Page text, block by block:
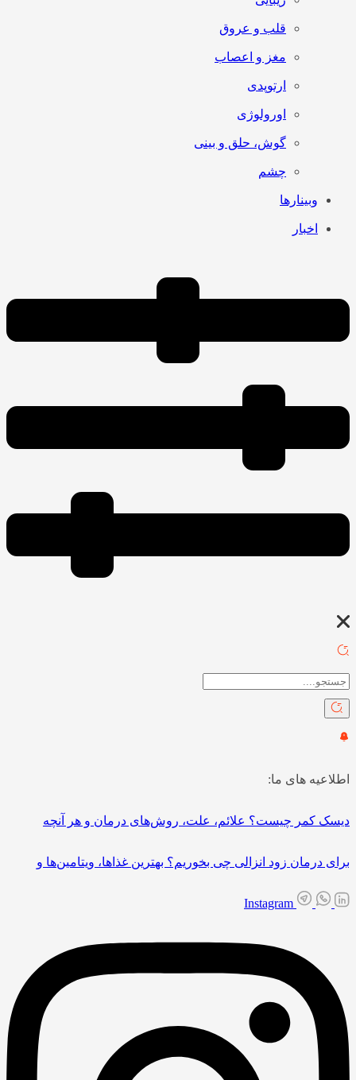
قلب و عروق
مغز و اعصاب
ارتوپدی
اورولوژی
گوش، حلق و بینی
چشم
وبینارها
اخبار
اطلاعیه های ما:
دیسک کمر چیست؟ علائم، علت، روش‌های درمان و هر آنچه
برای درمان زود انزالی چی بخوریم؟ بهترین غذاها، ویتامین‌ها و
Instagram